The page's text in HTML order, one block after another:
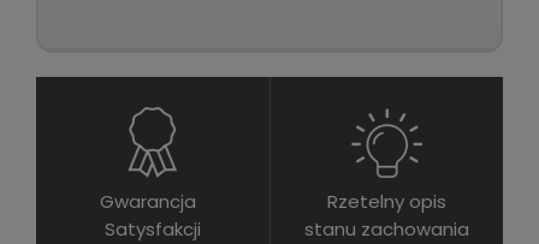
Gwarancja
Satysfakcji
Rzetelny opis
stanu zachowania